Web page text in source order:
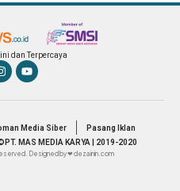
dan Terpercaya
Media Siber
Pasang Iklan
MAS MEDIA KARYA | 2019-2020
Designed by ❤ dezainin.com